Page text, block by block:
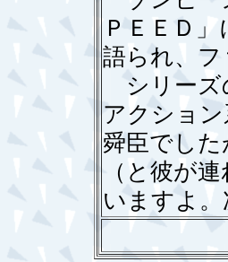
ＰＥＥＤ
語られ、
シリーズ
アクショ
舜臣でし
（と彼が
いますよ